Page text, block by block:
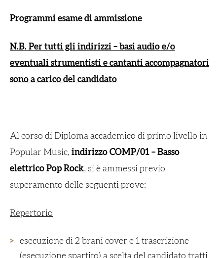
Programmi esame di ammissione
N.B. Per tutti gli indirizzi – basi audio e/o
eventuali strumentisti e cantanti accompagnatori
sono a carico del candidato
Al corso di Diploma accademico di primo livello in
Popular Music, indirizzo COMP/01 – Basso
elettrico Pop Rock, si è ammessi previo
superamento delle seguenti prove:
Repertorio
esecuzione di 2 brani cover e 1 trascrizione
(esecuzione spartito) a scelta del candidato tratti